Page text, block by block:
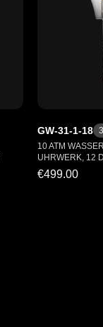
GW-31-1-18 3
10 ATM
UHRWERK, 12
€499.00